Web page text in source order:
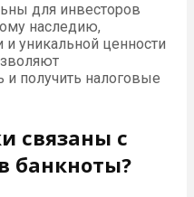
для инвесторов
наследию,
уникальной ценности
получить налоговые
связаны с
банкноты?